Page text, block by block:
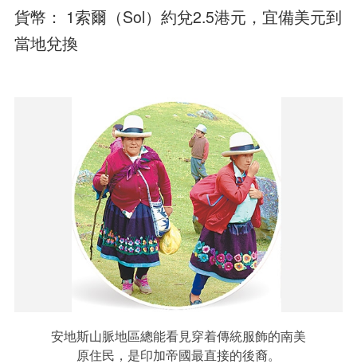
貨幣： 1索爾（Sol）約兌2.5港元，宜備美元到
當地兌換
安地斯山脈地區總能看見穿着傳統服飾的南美
原住民，是印加帝國最直接的後裔。